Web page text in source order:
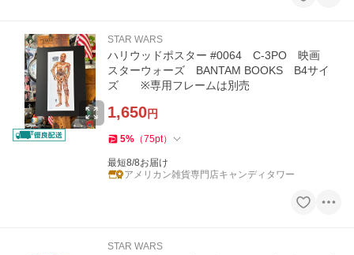
STAR WARS
ハリウッドポスター #0064 C-3PO 映画
スターウォーズ BANTAM BOOKS B4サイ
ズ ※専用フレームは別売
1,650円
5% （75pt）
最短8/8お届け
アメリカン雑貨専門店キャンディタワー
STAR WARS